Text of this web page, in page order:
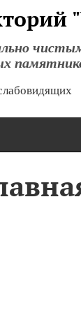
чистым